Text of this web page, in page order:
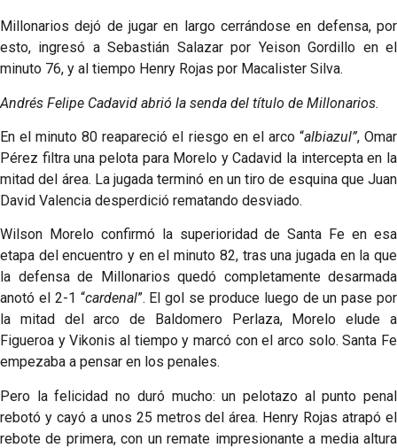
Millonarios dejó de jugar en largo cerrándose en defensa, por
esto, ingresó a Sebastián Salazar por Yeison Gordillo en el
minuto 76, y al tiempo Henry Rojas por Macalister Silva.
Andrés Felipe Cadavid abrió la senda del título de Millonarios.
En el minuto 80 reapareció el riesgo en el arco “albiazul”, Omar
Pérez filtra una pelota para Morelo y Cadavid la intercepta en la
mitad del área. La jugada terminó en un tiro de esquina que Juan
David Valencia desperdició rematando desviado.
Wilson Morelo confirmó la superioridad de Santa Fe en esa
etapa del encuentro y en el minuto 82, tras una jugada en la que
la defensa de Millonarios quedó completamente desarmada
anotó el 2-1 “cardenal”. El gol se produce luego de un pase por
la mitad del arco de Baldomero Perlaza, Morelo elude a
Figueroa y Vikonis al tiempo y marcó con el arco solo. Santa Fe
empezaba a pensar en los penales.
Pero la felicidad no duró mucho: un pelotazo al punto penal
rebotó y cayó a unos 25 metros del área. Henry Rojas atrapó el
rebote de primera, con un remate impresionante a media altura